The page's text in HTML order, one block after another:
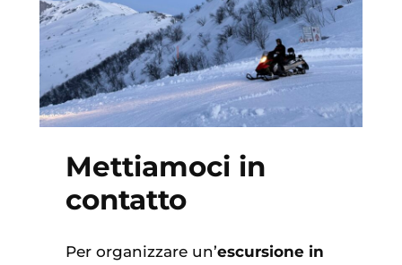
Mettiamoci in
contatto
Per organizzare un’escursione in